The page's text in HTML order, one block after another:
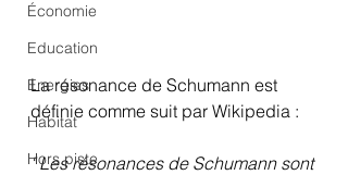
Économie
Education
Energies
Habitat
Hors piste
La résonance de Schumann est
définie comme suit par Wikipedia :
" Les résonances de Schumann sont